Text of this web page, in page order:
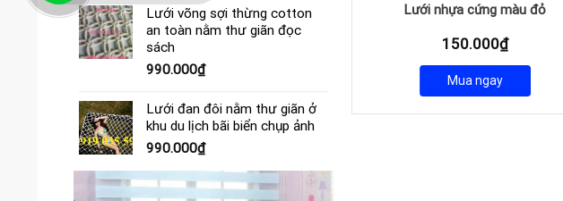
Lưới võng sợi thừng cotton
an toàn nằm thư giãn đọc
sách
990.000₫
Lưới đan đôi nằm thư giãn ở
khu du lịch bãi biển chụp ảnh
990.000₫
Lưới nhựa cứng màu đỏ
150.000₫
Mua ngay
Lưới che nắng cuộn 200m2
2.500.000
Mua ngay